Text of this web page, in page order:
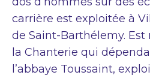
carrière est exploitée à
de Saint-Barthélemy. Est
la Chanterie qui
l’abbaye Toussaint,